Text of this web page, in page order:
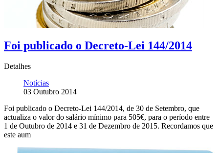
Foi publicado o Decreto-Lei 144/2014
Detalhes
Notícias
03 Outubro 2014
Foi publicado o Decreto-Lei 144/2014, de 30 de Setembro, que
actualiza o valor do salário mínimo para 505€, para o período entre
1 de Outubro de 2014 e 31 de Dezembro de 2015. Recordamos que
este aum